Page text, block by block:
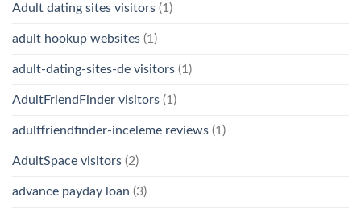
Adult dating sites visitors (1)
adult hookup websites (1)
adult-dating-sites-de visitors (1)
AdultFriendFinder visitors (1)
adultfriendfinder-inceleme reviews (1)
AdultSpace visitors (2)
advance payday loan (3)